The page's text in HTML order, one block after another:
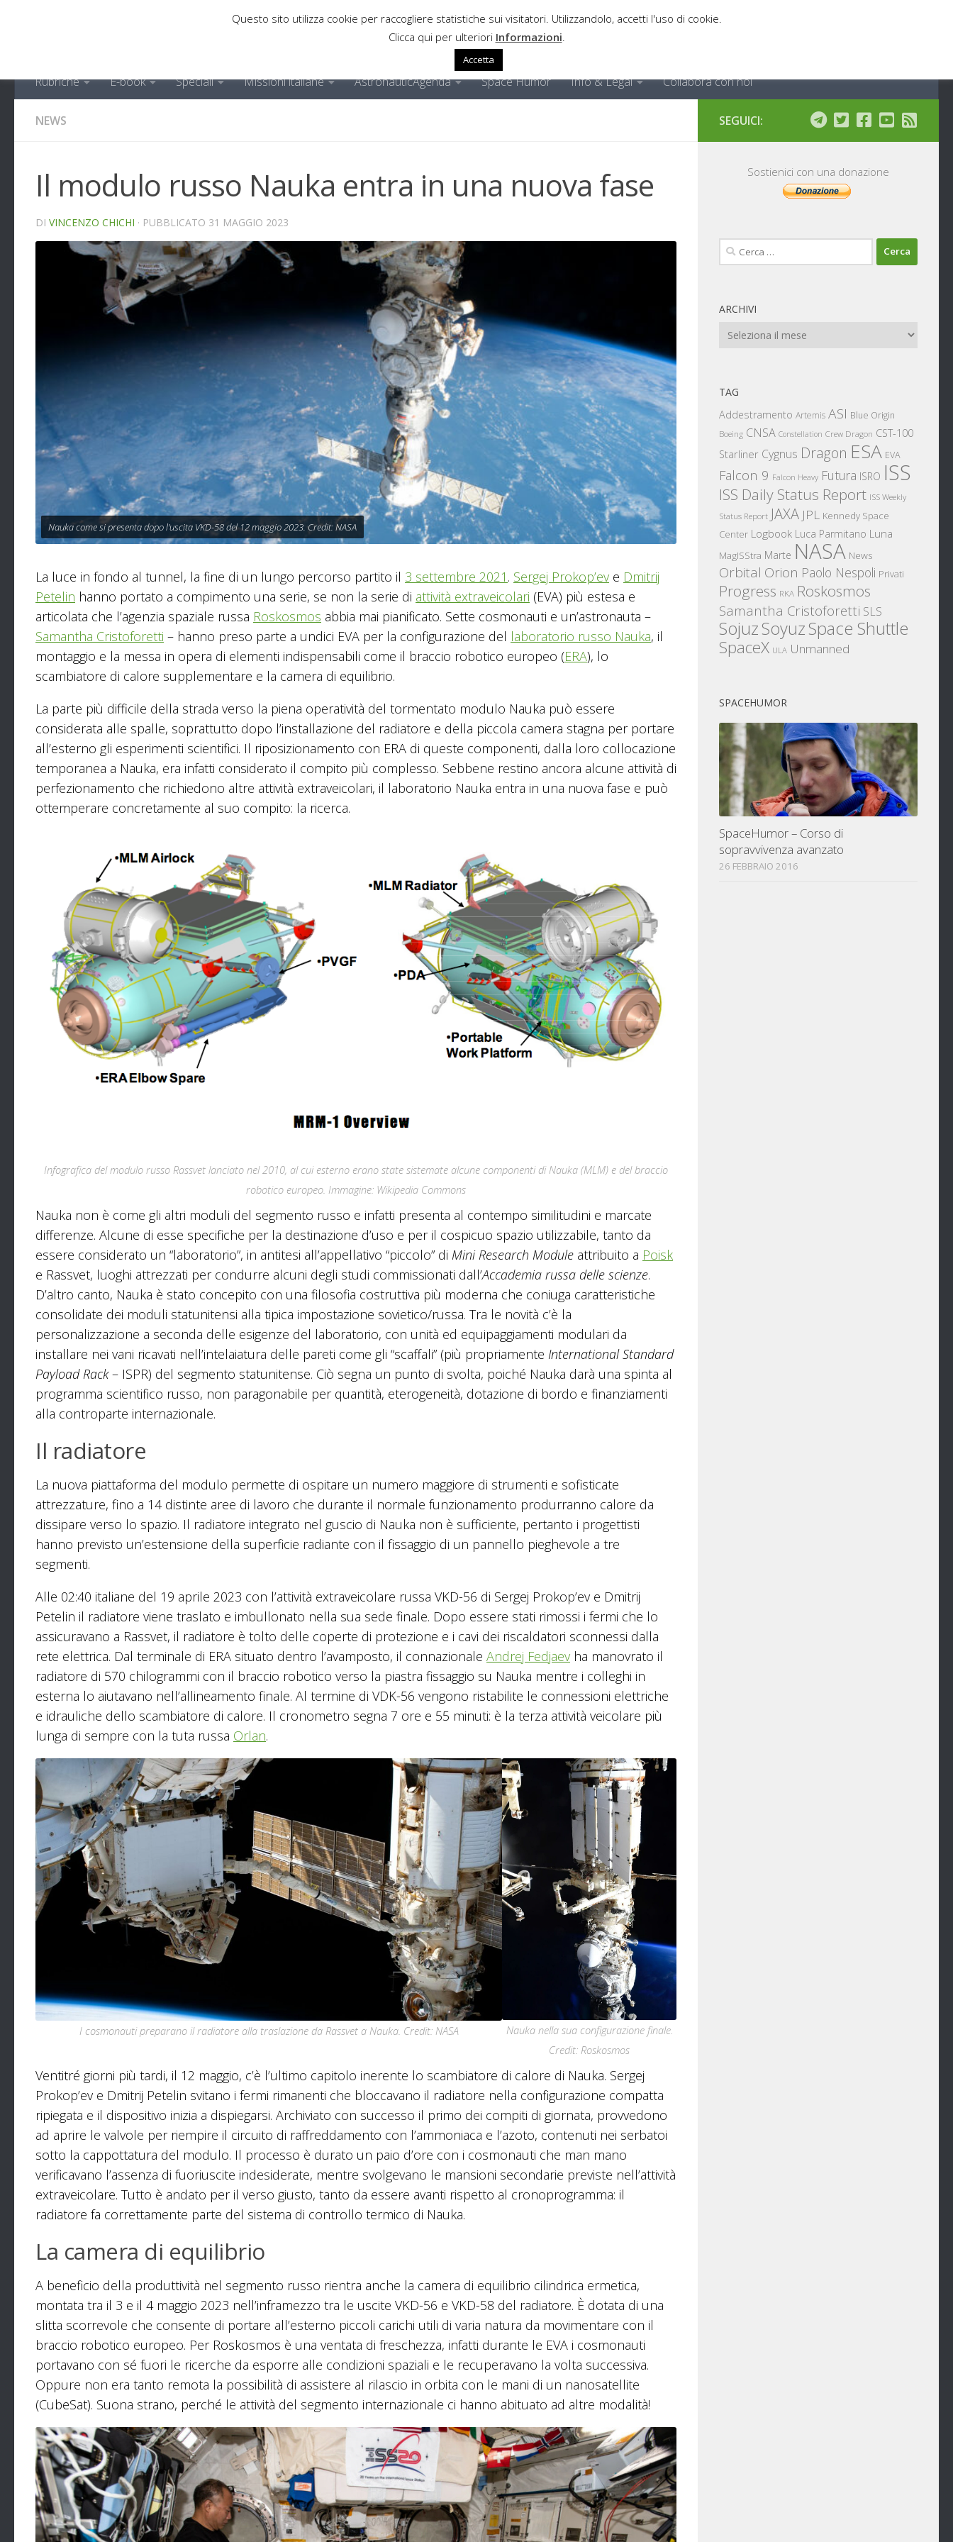
Rubriche E-book Speciali Missioni italiane AstronauticAgenda Space Humor Info & Legal Collabora con noi
NEWS
Il modulo russo Nauka entra in una nuova fase
DI VINCENZO CHICHI · PUBBLICATO 31 MAGGIO 2023
Nauka come si presenta dopo l'uscita VKD-58 del 12 maggio 2023. Credit: NASA
La luce in fondo al tunnel, la fine di un lungo percorso partito il 3 settembre 2021 . Sergej Prokop’ev e Dmitrij
Petelin hanno portato a compimento una serie, se non la serie di attività extraveicolari (EVA) più estesa e
articolata che l’agenzia spaziale russa Roskosmos abbia mai pianificato. Sette cosmonauti e un’astronauta –
Samantha Cristoforetti – hanno preso parte a undici EVA per la configurazione del laboratorio russo Nauka, il
montaggio e la messa in opera di elementi indispensabili come il braccio robotico europeo (ERA), lo
scambiatore di calore supplementare e la camera di equilibrio.
La parte più difficile della strada verso la piena operatività del tormentato modulo Nauka può essere
considerata alle spalle, soprattutto dopo l’installazione del radiatore e della piccola camera stagna per portare
all’esterno gli esperimenti scientifici. Il riposizionamento con ERA di queste componenti, dalla loro collocazione
temporanea a Nauka, era infatti considerato il compito più complesso. Sebbene restino ancora alcune attività di
perfezionamento che richiedono altre attività extraveicolari, il laboratorio Nauka entra in una nuova fase e può
ottemperare concretamente al suo compito: la ricerca.
Infografica del modulo russo Rassvet lanciato nel 2010, al cui esterno erano state sistemate alcune componenti di Nauka (MLM) e del braccio
robotico europeo. Immagine: Wikipedia Commons
Nauka non è come gli altri moduli del segmento russo e infatti presenta al contempo similitudini e marcate
differenze. Alcune di esse specifiche per la destinazione d’uso e per il cospicuo spazio utilizzabile, tanto da
essere considerato un “laboratorio”, in antitesi all’appellativo “piccolo” di Mini Research Module attribuito a Poisk
e Rassvet, luoghi attrezzati per condurre alcuni degli studi commissionati dall’Accademia russa delle scienze.
D’altro canto, Nauka è stato concepito con una filosofia costruttiva più moderna che coniuga caratteristiche
consolidate dei moduli statunitensi alla tipica impostazione sovietico/russa. Tra le novità c’è la
personalizzazione a seconda delle esigenze del laboratorio, con unità ed equipaggiamenti modulari da
installare nei vani ricavati nell’intelaiatura delle pareti come gli “scaffali” (più propriamente International Standard
Payload Rack– ISPR) del segmento statunitense. Ciò segna un punto di svolta, poiché Nauka darà una spinta al
programma scientifico russo, non paragonabile per quantità, eterogeneità, dotazione di bordo e finanziamenti
alla controparte internazionale.
Il radiatore
La nuova piattaforma del modulo permette di ospitare un numero maggiore di strumenti e sofisticate
attrezzature, fino a 14 distinte aree di lavoro che durante il normale funzionamento produrranno calore da
dissipare verso lo spazio. Il radiatore integrato nel guscio di Nauka non è sufficiente, pertanto i progettisti
hanno previsto un’estensione della superficie radiante con il fissaggio di un pannello pieghevole a tre
segmenti.
Alle 02:40 italiane del 19 aprile 2023 con l’attività extraveicolare russa VKD-56 di Sergej Prokop’ev e Dmitrij
Petelin il radiatore viene traslato e imbullonato nella sua sede finale. Dopo essere stati rimossi i fermi che lo
assicuravano a Rassvet, il radiatore è tolto delle coperte di protezione e i cavi dei riscaldatori sconnessi dalla
rete elettrica. Dal terminale di ERA situato dentro l’avamposto, il connazionale Andrej Fedjaev ha manovrato il
radiatore di 570 chilogrammi con il braccio robotico verso la piastra fissaggio su Nauka mentre i colleghi in
esterna lo aiutavano nell’allineamento finale. Al termine di VDK-56 vengono ristabilite le connessioni elettriche
e idrauliche dello scambiatore di calore. Il cronometro segna 7 ore e 55 minuti: è la terza attività veicolare più
lunga di sempre con la tuta russa Orlan.
I cosmonauti preparano il radiatore alla traslazione da Rassvet a Nauka. Credit: NASA
Nauka nella sua configurazione finale.
Credit: Roskosmos
Ventitré giorni più tardi, il 12 maggio, c’è l’ultimo capitolo inerente lo scambiatore di calore di Nauka. Sergej
Prokop’ev e Dmitrij Petelin svitano i fermi rimanenti che bloccavano il radiatore nella configurazione compatta
ripiegata e il dispositivo inizia a dispiegarsi. Archiviato con successo il primo dei compiti di giornata, provvedono
ad aprire le valvole per riempire il circuito di raffreddamento con l’ammoniaca e l’azoto, contenuti nei serbatoi
sotto la cappottatura del modulo. Il processo è durato un paio d’ore con i cosmonauti che man mano
verificavano l’assenza di fuoriuscite indesiderate, mentre svolgevano le mansioni secondarie previste nell’attività
extraveicolare. Tutto è andato per il verso giusto, tanto da essere avanti rispetto al cronoprogramma: il
radiatore fa correttamente parte del sistema di controllo termico di Nauka.
La camera di equilibrio
A beneficio della produttività nel segmento russo rientra anche la camera di equilibrio cilindrica ermetica,
montata tra il 3 e il 4 maggio 2023 nell’inframezzo tra le uscite VKD-56 e VKD-58 del radiatore. È dotata di una
slitta scorrevole che consente di portare all’esterno piccoli carichi utili di varia natura da movimentare con il
braccio robotico europeo. Per Roskosmos è una ventata di freschezza, infatti durante le EVA i cosmonauti
portavano con sé fuori le ricerche da esporre alle condizioni spaziali e le recuperavano la volta successiva.
Oppure non era tanto remota la possibilità di assistere al rilascio in orbita con le mani di un nanosatellite
(CubeSat). Suona strano, perché le attività del segmento internazionale ci hanno abituato ad altre modalità!
SEGUICI:
Sostienici con una donazione
Ricerca
per:
ARCHIVI
Archivi
TAG
Addestramento Artemis ASI Blue Origin
Boeing CNSA Constellation Crew Dragon CST-100
Starliner Cygnus Dragon ESA EVA
Falcon 9 Falcon Heavy Futura ISRO ISS
ISS Daily Status Report ISS Weekly
Status Report JAXA JPL Kennedy Space
Center Logbook Luca Parmitano Luna
MagISStra Marte NASA News
Orbital Orion Paolo Nespoli Privati
Progress RKA Roskosmos
Samantha Cristoforetti SLS
SojuzSoyuzSpace Shuttle
SpaceX ULA Unmanned
SPACEHUMOR
SpaceHumor – Corso di
sopravvivenza avanzato
26 FEBBRAIO 2016
Questo sito utilizza cookie per raccogliere statistiche sui visitatori. Utilizzandolo, accetti l'uso di cookie.
Clicca qui per ulteriori Informazioni
Accetta